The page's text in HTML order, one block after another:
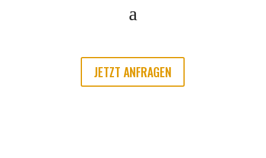
JETZT ANFRAGEN